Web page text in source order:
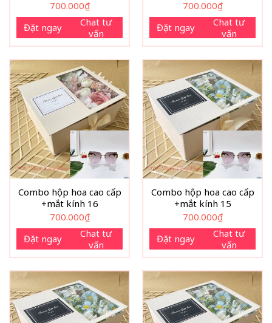
700.000₫
Đặt ngay
Chat tư
vấn
700.000₫
Đặt ngay
Chat tư
vấn
Combo hộp hoa cao cấp
+mắt kính 16
700.000₫
Đặt ngay
Chat tư
vấn
Combo hộp hoa cao cấp
+mắt kính 15
700.000₫
Đặt ngay
Chat tư
vấn